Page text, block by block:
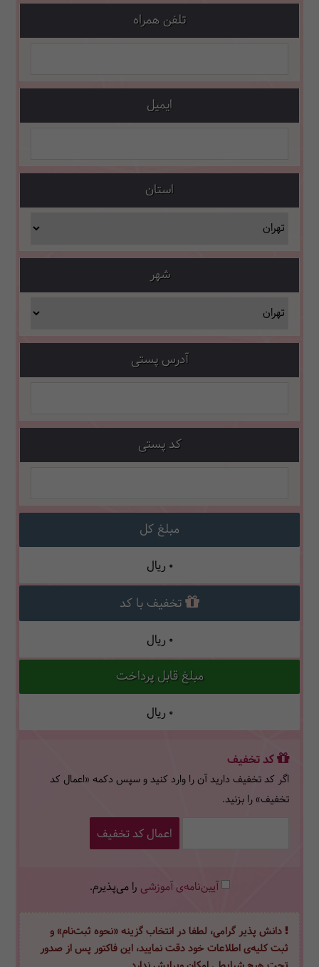
تلفن همراه
ایمیل
استان
شهر
آدرس پستی
کد پستی
مبلغ کل
0 ریال
تخفیف با کد
0 ریال
مبلغ قابل پرداخت
0 ریال
کد تخفیف
اگر کد تخفیف دارید آن را وارد کنید و سپس دکمه «اعمال کد
تخفیف» را بزنید.
اعمال کد تخفیف
آیین‌نامه‌ی آموزشی را می‌پذیرم.
دانش پذیر گرامی، لطفا در انتخاب گزینه «نحوه ثبت‌نام» و
ثبت کلیه‌ی اطلاعات خود دقت نمایید، این فاکتور پس از صدور